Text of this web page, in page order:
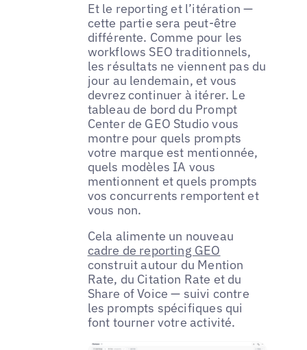
Et le reporting et l’itération —
cette partie sera peut-être
différente. Comme pour les
workflows SEO traditionnels,
les résultats ne viennent pas du
jour au lendemain, et vous
devrez continuer à itérer. Le
tableau de bord du Prompt
Center de GEO Studio vous
montre pour quels prompts
votre marque est mentionnée,
quels modèles IA vous
mentionnent et quels prompts
vos concurrents remportent et
vous non.
Cela alimente un nouveau
cadre de reporting GEO
construit autour du Mention
Rate, du Citation Rate et du
Share of Voice — suivi contre
les prompts spécifiques qui
font tourner votre activité.